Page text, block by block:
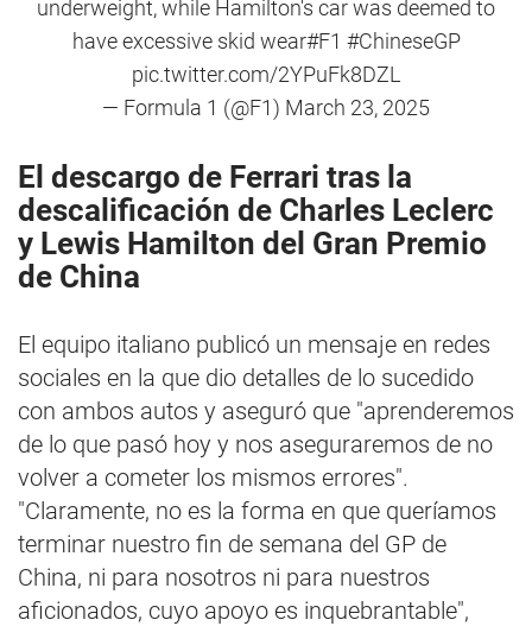
underweight, while Hamilton's car was deemed to
have excessive skid wear#F1 #ChineseGP
pic.twitter.com/2YPuFk8DZL
— Formula 1 (@F1) March 23, 2025
El descargo de Ferrari tras la
descalificación de Charles Leclerc
y Lewis Hamilton del Gran Premio
de China
El equipo italiano publicó un mensaje en redes
sociales en la que dio detalles de lo sucedido
con ambos autos y aseguró que "aprenderemos
de lo que pasó hoy y nos aseguraremos de no
volver a cometer los mismos errores".
"Claramente, no es la forma en que queríamos
terminar nuestro fin de semana del GP de
China, ni para nosotros ni para nuestros
aficionados, cuyo apoyo es inquebrantable",